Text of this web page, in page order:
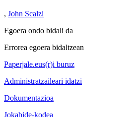
, John Scalzi
Egoera ondo bidali da
Errorea egoera bidaltzean
Paperjale.eus(r)i buruz
Administratzaileari idatzi
Dokumentazioa
Jokabide-kodea